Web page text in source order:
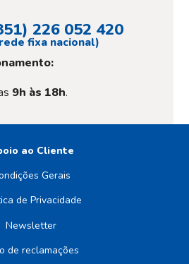
226 052 420
fixa nacional)
9h às 18h.
ao Cliente
Gerais
de Privacidade
Newsletter
de reclamações